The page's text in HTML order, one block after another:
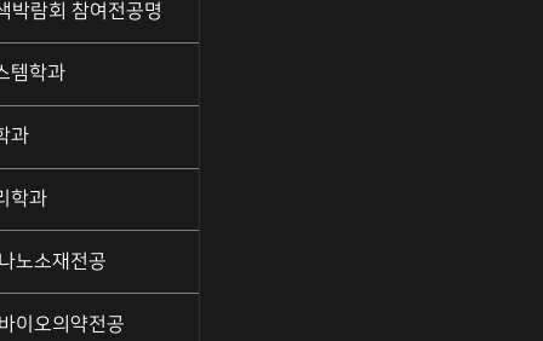
박람회 참여전공명
템학과
과
학과
노소재전공
이오의약전공